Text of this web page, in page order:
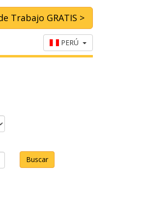
Trabajo GRATIS >
PERÚ
Buscar